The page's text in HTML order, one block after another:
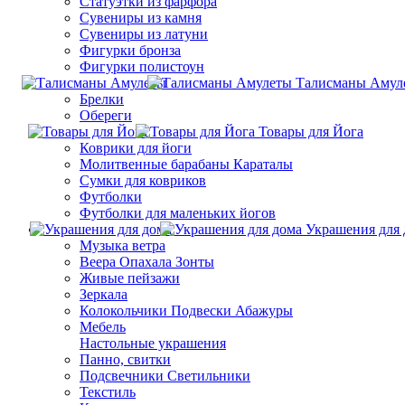
Сувениры из камня
Сувениры из латуни
Фигурки бронза
Фигурки полистоун
Талисманы
Брелки
Обереги
Товары для Йога
Коврики для йоги
Молитвенные барабаны Караталы
Сумки для ковриков
Футболки
Футболки для маленьких йогов
Украшения для
Музыка ветра
Веера Опахала Зонты
Живые пейзажи
Зеркала
Колокольчики Подвески Абажуры
Мебель
Настольные украшения
Панно, свитки
Подсвечники Светильники
Текстиль